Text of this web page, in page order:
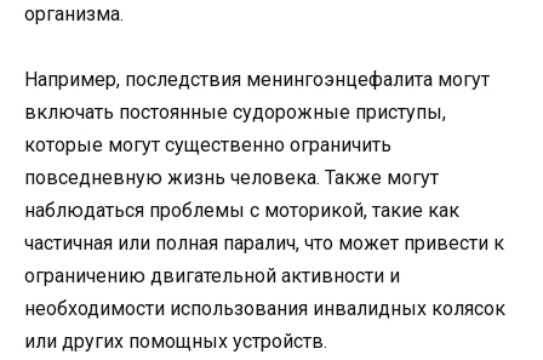
организма.
Например, последствия менингоэнцефалита могут
включать постоянные судорожные приступы,
которые могут существенно ограничить
повседневную жизнь человека. Также могут
наблюдаться проблемы с моторикой, такие как
частичная или полная паралич, что может привести к
ограничению двигательной активности и
необходимости использования инвалидных колясок
или других помощных устройств.